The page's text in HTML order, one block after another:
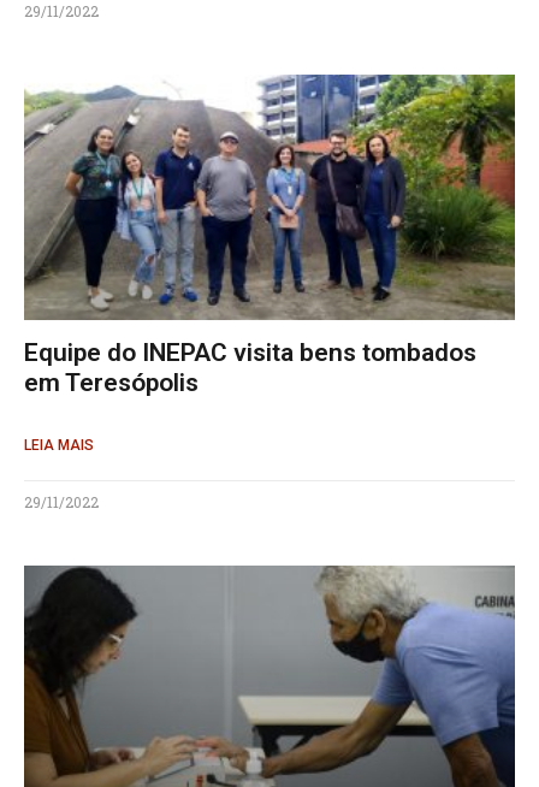
29/11/2022
Equipe do INEPAC visita bens tombados
em Teresópolis
LEIA MAIS
29/11/2022